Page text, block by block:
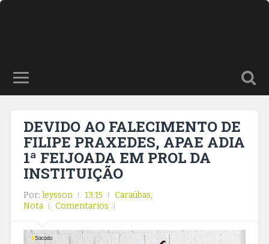
DEVIDO AO FALECIMENTO DE
FILIPE PRAXEDES, APAE ADIA
1ª FEIJOADA EM PROL DA
INSTITUIÇÃO
Por: leysson 13:15 Caraúbas,
Nota
Comentarios